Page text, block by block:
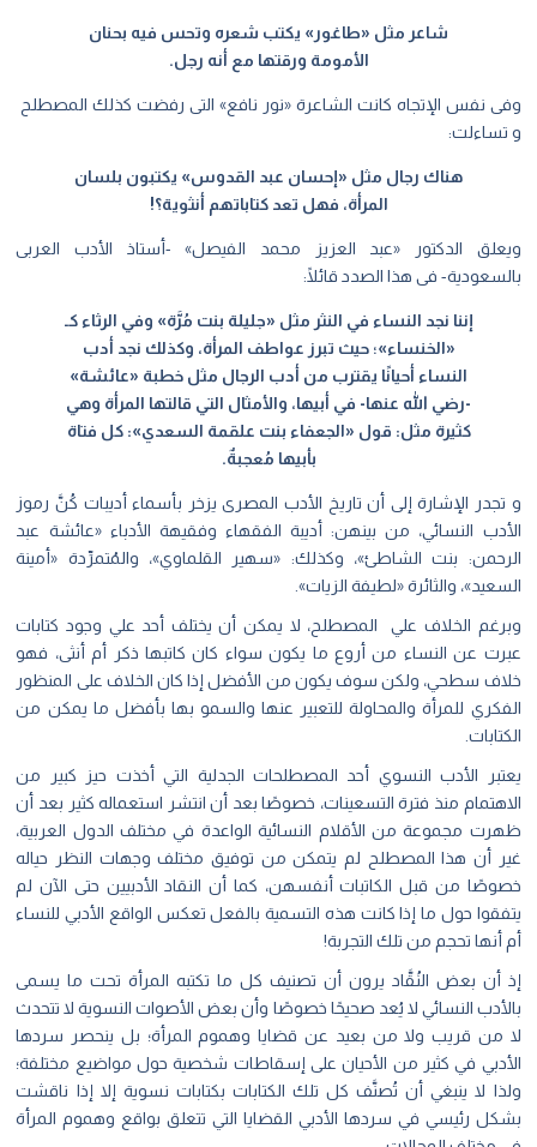
شاعر مثل «طاغور» يكتب شعره وتحس فيه بحنان
الأمومة ورقتها مع أنه رجل.
وفى نفس الإتجاه كانت الشاعرة «نور نافع» التى رفضت كذلك المصطلح
و تساءلت:
هناك رجال مثل «إحسان عبد القدوس» يكتبون بلسان
المرأة، فهل تعد كتاباتهم أنثوية؟!
ويعلق الدكتور «عبد العزيز محمد الفيصل» -أستاذ الأدب العربى
بالسعودية- فى هذا الصدد قائلًا:
إننا نجد النساء في النثر مثل «جليلة بنت مُرَّة» وفي الرثاء كـ
«الخنساء»؛ حيث تبرز عواطف المرأة، وكذلك نجد أدب
النساء أحيانًا يقترب من أدب الرجال مثل خطبة «عائشة»
-رضي الله عنها- في أبيها، والأمثال التي قالتها المرأة وهي
كثيرة مثل: قول «الجعفاء بنت علقمة السعدي»: كل فتاة
بأبيها مُعجبةٌ.
و تجدر الإشارة إلى أن تاريخ الأدب المصرى يزخر بأسماء أديبات كُنَّ رموز
الأدب النسائي، من بينهن: أديبة الفقهاء وفقيهة الأدباء «عائشة عبد
الرحمن: بنت الشاطئ»، وكذلك: «سهير القلماوي»، والمُتمرِّدة «أمينة
السعيد»، والثائرة «لطيفة الزيات».
وبرغم الخلاف علي المصطلح، لا يمكن أن يختلف أحد علي وجود كتابات
عبرت عن النساء من أروع ما يكون سواء كان كاتبها ذكر أم أنثى، فهو
خلاف سطحي، ولكن سوف يكون من الأفضل إذا كان الخلاف على المنظور
الفكري للمرأة والمحاولة للتعبير عنها والسمو بها بأفضل ما يمكن من
الكتابات.
يعتبر الأدب النسوي أحد المصطلحات الجدلية التي أخذت حيز كبير من
الاهتمام منذ فترة التسعينات، خصوصًا بعد أن انتشر استعماله كثير بعد أن
ظهرت مجموعة من الأقلام النسائية الواعدة في مختلف الدول العربية،
غير أن هذا المصطلح لم يتمكن من توفيق مختلف وجهات النظر حياله
خصوصًا من قبل الكاتبات أنفسهن، كما أن النقاد الأدبيين حتى الآن لم
يتفقوا حول ما إذا كانت هذه التسمية بالفعل تعكس الواقع الأدبي للنساء
أم أنها تحجم من تلك التجربة!
إذ أن بعض النُقَّاد يرون أن تصنيف كل ما تكتبه المرأة تحت ما يسمى
بالأدب النسائي لا يُعد صحيحًا خصوصًا وأن بعض الأصوات النسوية لا تتحدث
لا من قريب ولا من بعيد عن قضايا وهموم المرأة؛ بل ينحصر سردها
الأدبي في كثير من الأحيان على إسقاطات شخصية حول مواضيع مختلفة؛
ولذا لا ينبغي أن تُصنَّف كل تلك الكتابات بكتابات نسوية إلا إذا ناقشت
بشكل رئيسي في سردها الأدبي القضايا التي تتعلق بواقع وهموم المرأة